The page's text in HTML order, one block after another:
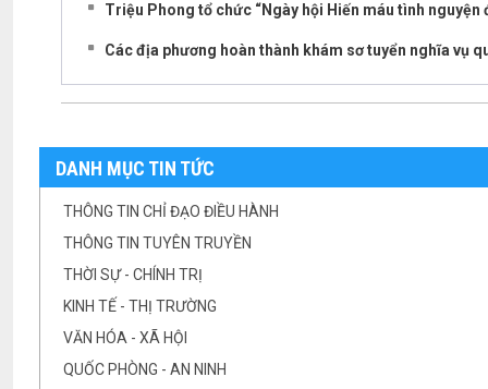
Triệu Phong tổ chức “Ngày hội Hiến máu tình nguyện
Các địa phương hoàn thành khám sơ tuyển nghĩa vụ
DANH MỤC TIN TỨC
THÔNG TIN CHỈ ĐẠO ĐIỀU HÀNH
THÔNG TIN TUYÊN TRUYỀN
THỜI SỰ - CHÍNH TRỊ
KINH TẾ - THỊ TRƯỜNG
VĂN HÓA - XÃ HỘI
QUỐC PHÒNG - AN NINH